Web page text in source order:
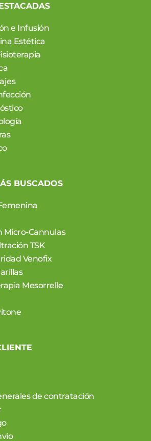
e Infusión
Estética
BUSCADOS
Micro-Cannulas
TSK
Venofix
Mesorrelle
de contratación